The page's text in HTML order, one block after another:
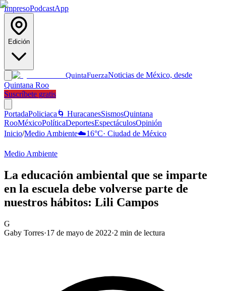
ImpresoPodcastApp
Edición
QuintaFuerzaNoticias de México, desde
Quintana Roo
Suscríbete gratis
PortadaPoliciaca 🌀 HuracanesSismosQuintana
RooMéxicoPolíticaDeportesEspectáculosOpinión
Inicio/Medio Ambiente☁️16°C· Ciudad de México
Medio Ambiente
La educación ambiental que se imparte
en la escuela debe volverse parte de
nuestros hábitos: Lili Campos
G
Gaby Torres·17 de mayo de 2022·2 min de lectura